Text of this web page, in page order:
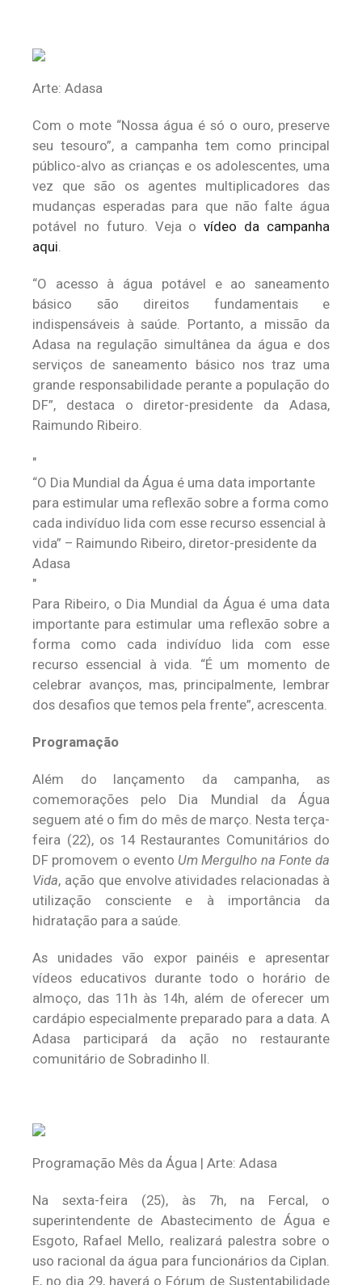
Arte: Adasa
Com o mote “Nossa água é só o ouro, preserve
seu tesouro”, a campanha tem como principal
público-alvo as crianças e os adolescentes, uma
vez que são os agentes multiplicadores das
mudanças esperadas para que não falte água
potável no futuro. Veja ovídeo da campanha
aqui.
“O acesso à água potável e ao saneamento
básico são direitos fundamentais e
indispensáveis à saúde. Portanto, a missão da
Adasa na regulação simultânea da água e dos
serviços de saneamento básico nos traz uma
grande responsabilidade perante a população do
DF”, destaca o diretor-presidente da Adasa,
Raimundo Ribeiro.
“O Dia Mundial da Água é uma data importante
para estimular uma reflexão sobre a forma como
cada indivíduo lida com esse recurso essencial à
vida” – Raimundo Ribeiro, diretor-presidente da
Adasa
Para Ribeiro, o Dia Mundial da Água é uma data
importante para estimular uma reflexão sobre a
forma como cada indivíduo lida com esse
recurso essencial à vida. “É um momento de
celebrar avanços, mas, principalmente, lembrar
dos desafios que temos pela frente”, acrescenta.
Programação
Além do lançamento da campanha, as
comemorações pelo Dia Mundial da Água
seguem até o fim do mês de março. Nesta terça-
feira (22), os 14 Restaurantes Comunitários do
DF promovem o evento Um Mergulho na Fonte da
Vida, ação que envolve atividades relacionadas à
utilização consciente e à importância da
hidratação para a saúde.
As unidades vão expor painéis e apresentar
vídeos educativos durante todo o horário de
almoço, das 11h às 14h, além de oferecer um
cardápio especialmente preparado para a data. A
Adasa participará da ação no restaurante
comunitário de Sobradinho II.
Programação Mês da Água | Arte: Adasa
Na sexta-feira (25), às 7h, na Fercal, o
superintendente de Abastecimento de Água e
Esgoto, Rafael Mello, realizará palestra sobre o
uso racional da água para funcionários da Ciplan.
E, no dia 29, haverá o Fórum de Sustentabilidade